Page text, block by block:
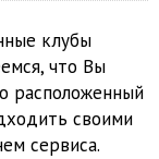
клубы
что Вы
расположенный
своими
сервиса.